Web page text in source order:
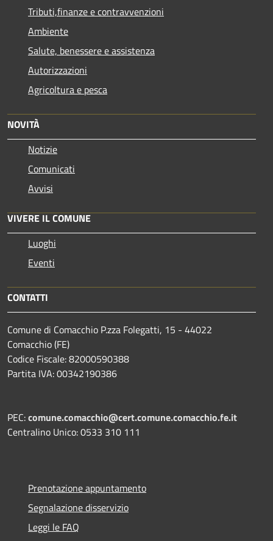
Tributi,finanze e contravvenzioni
Ambiente
Salute, benessere e assistenza
Autorizzazioni
Agricoltura e pesca
NOVITÀ
Notizie
Comunicati
Avvisi
VIVERE IL COMUNE
Luoghi
Eventi
CONTATTI
Comune di Comacchio P.zza Folegatti, 15 - 44022
Comacchio (FE)
Codice Fiscale: 82000590388
Partita IVA: 00342190386
PEC:comune.comacchio@cert.comune.comacchio.fe.it
Centralino Unico: 0533 310 111
Prenotazione appuntamento
Segnalazione disservizio
Leggi le FAQ